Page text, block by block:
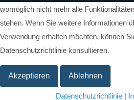
womöglich nicht mehr alle
stehen. Wenn Sie weitere Informationen
Verwendung erhalten möchten, können
Datenschutzrichtlinie konsultieren.
Akzeptieren Ablehnen
Datenschutzrichtlinie|